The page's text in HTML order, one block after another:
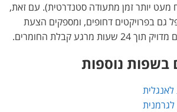
מעט יותר זמן מתעודה סטנדרטית). עם זאת,
גם בפרויקטים דחופים, ומספקים הצעת
מרגע קבלת החומרים.
בשפות נוספות